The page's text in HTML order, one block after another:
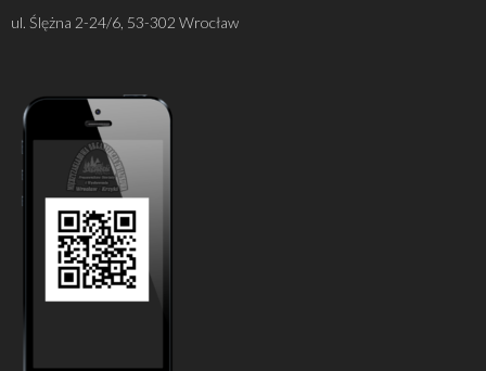
ul. Ślężna 2-24/6, 53-302 Wrocław